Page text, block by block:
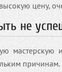
высокую цену,
не
мастерскую
причинам.